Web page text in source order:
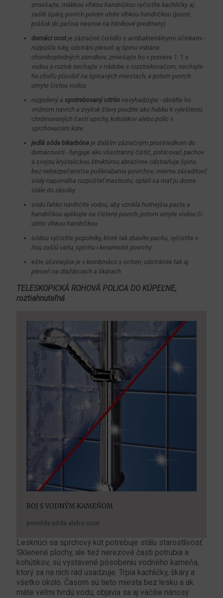
zmiešajte; mäkkou vlhkou handričkou vyčistíte kachličky aj
zašlé špáry, povrch potom utrite vlhkou handričkou (pozor,
prášok do pečiva nesmie na hliníkové predmety)
domáci ocotje zázračné čistidlo s antibakteriálnymi účinkami -
rozpúšťa tuky, odstráni pleseň aj špinu vrátane
choroboplodných zárodkov; zmiešajte ho v pomere 1: 1 s
vodou a roztok nechajte v nádobe s rozstrekovačom; nechajte
ho chvíľu pôsobiť na špinavých miestach, a potom povrch
umyte čistou vodou
rozpolený a spotrebovaný citrón nevyhadzujte - obráťte ho
vnútrom navrch a zvyšok šťavy použite ako hubku k vylešteniu
chrómovaných častí sprchy, kohútikov alebo políc v
sprchovacom kúte
jedlá sóda bikarbóna je ďalším zázračným prostriedkom do
domácnosti - funguje ako všestranný čistič, pohlcovač pachov
a svojou kryštalickou štruktúrou abrazívne odstraňuje špinu
bez nebezpečenstva poškriabania povrchov; mierna zásaditosť
sódy napomáha rozpúšťať mastnotu; oplatí sa mať ju doma
stále do zásoby:
sódu ľahko navlhčite vodou, aby vznikla hutnejšia pasta a
handričkou aplikujte na čistený povrch, potom umyte vodou či
utrite vlhkou handričkou
sódou vyčistite popolníky, ktoré tak zbavíte pachu, vyčistíte s
ňou zašlú vaňu, sprchu i keramické povrchy
ešte účinnejšia je v kombinácii s octom, odstránite tak aj
pleseň na dlaždiciach a škárach
TELESKOPICKÁ ROHOVÁ POLICA DO KÚPEĽNE,
roztiahnuteľná
BOJ S VODNÝM KAMEŇOM
pomôže sóda alebo ocot
Lesknúci sa sprchový kút potrebuje stálu starostlivosť.
Sklenené plochy, ale tiež nerezové časti potrubia a
kohútikov, sú vystavené pôsobeniu vodného kameňa,
ktorý sa na nich rád usadzuje. Trpia kachličky, škáry a
všetko okolo. Časom sú tieto miesta bez lesku a ak
máte veľmi tvrdú vodu, objavia sa aj väčšie nánosy: